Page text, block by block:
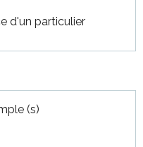
d'un particulier
(s)